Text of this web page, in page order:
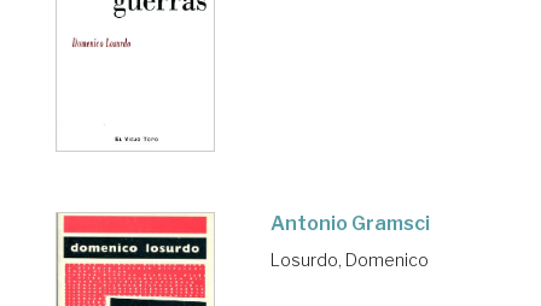
Antonio Gramsci
Losurdo, Domenico